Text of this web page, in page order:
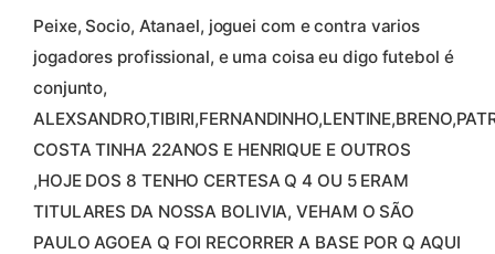
Peixe, Socio, Atanael, joguei com e contra varios
jogadores profissional, e uma coisa eu digo futebol é
conjunto,
COSTA TINHA 22ANOS E HENRIQUE E OUTROS
,HOJE DOS 8 TENHO CERTESA Q 4 OU 5 ERAM
TITULARES DA NOSSA BOLIVIA, VEHAM O SÃO
PAULO AGOEA Q FOI RECORRER A BASE POR Q AQUI